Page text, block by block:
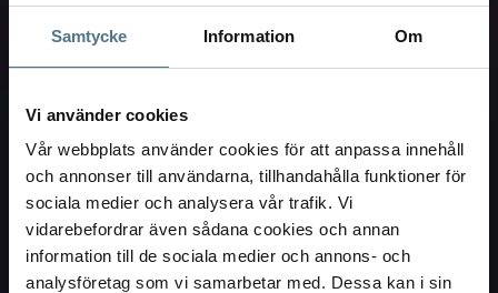
Samtycke Information Om
Vi använder cookies
Vår webbplats använder cookies för att anpassa innehåll
och annonser till användarna, tillhandahålla funktioner för
sociala medier och analysera vår trafik. Vi
vidarebefordrar även sådana cookies och annan
information till de sociala medier och annons- och
analysföretag som vi samarbetar med. Dessa kan i sin